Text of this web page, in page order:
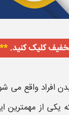
افراد واقع می
از مهمترین